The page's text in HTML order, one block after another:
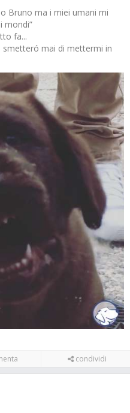
Bruno ma i miei umani mi
mondi”
fa...
smetteró mai di mettermi in
condividi